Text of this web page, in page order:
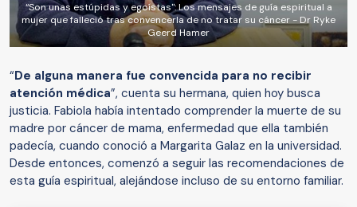
“Son unas estúpidas y egoístas": Los mensajes de guía espiritual a
mujer que falleció tras convencerla de no tratar su cáncer - Dr Ryke
Geerd Hamer
“De alguna manera fue convencida para no recibir
atención médica”, cuenta su hermana, quien hoy busca
justicia. Fabiola había intentado comprender la muerte de su
madre por cáncer de mama, enfermedad que ella también
padecía, cuando conoció a Margarita Galaz en la universidad.
Desde entonces, comenzó a seguir las recomendaciones de
esta guía espiritual, alejándose incluso de su entorno familiar.